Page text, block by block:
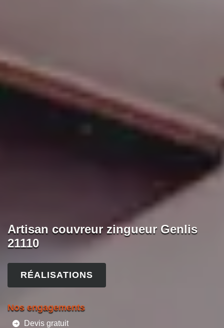
Artisan couvreur zingueur Genlis
21110
RÉALISATIONS
Nos engagements
Devis gratuit